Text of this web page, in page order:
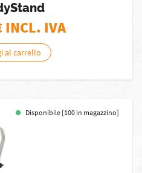
INCL. IVA
al carrello
Disponibile [100 in magazzino]